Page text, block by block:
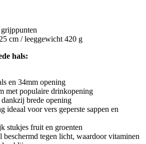
cm / leeggewicht 420 g
hals:
en 34mm opening
met populaire drinkopening
brede opening
ideaal voor vers geperste sappen en
stukjes fruit en groenten
beschermd tegen licht, waardoor vitaminen